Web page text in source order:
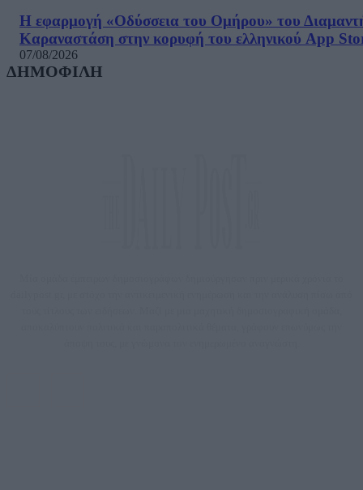
Η εφαρμογή «Οδύσσεια του Ομήρου» του
Καραναστάση στην κορυφή του ελληνικού App
07/08/2026
ΔΗΜΟΦΙΛΗ